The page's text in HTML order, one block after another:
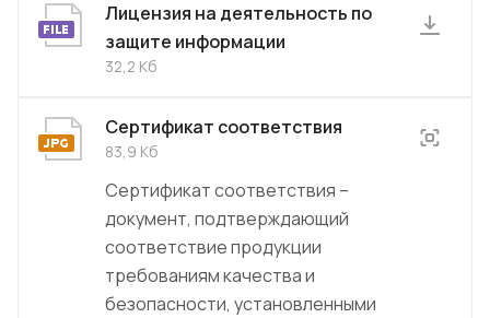
Лицензия на деятельность по
защите информации
32,2 Кб
Сертификат соответствия
83,9 Кб
Сертификат соответствия –
документ, подтверждающий
соответствие продукции
требованиям качества и
безопасности, установленными